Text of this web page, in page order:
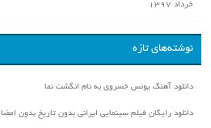
خرداد ۱۳۹۷
نوشته‌های تازه
دانلود آهنگ یونس خسروی به نام انگشت نما
دانلود رایگان فیلم سینمایی ایرانی بدون تاریخ بدون امضا